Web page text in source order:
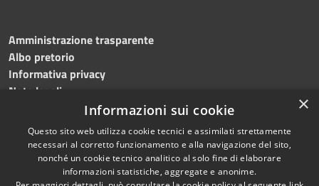
Amministrazione trasparente
Albo pretorio
Informativa privacy
Note legali
Dichiarazione di accessibilità
Copyright © 2026 • Comune di
×
Informazioni sui cookie
Questo sito web utilizza cookie tecnici e assimilati strettamente
necessari al corretto funzionamento e alla navigazione del sito,
nonché un cookie tecnico analitico al solo fine di elaborare
informazioni statistiche, aggregate e anonime.